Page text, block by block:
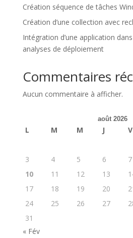
Création séquence de tâches
Création d’une collection avec
Intégration d’une application
analyses de déploiement
Commentaires
Aucun commentaire à afficher.
août 2026
L M M J V
3
4 5 6 7
10
11 12 13
17
18 19 20
24
25 26 27
31
« Fév